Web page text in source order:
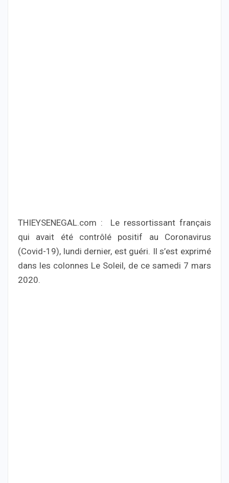
THIEYSENEGAL.com : Le ressortissant français
qui avait été contrôlé positif au Coronavirus
(Covid-19), lundi dernier, est guéri. Il s’est exprimé
dans les colonnes Le Soleil, de ce samedi 7 mars
2020.